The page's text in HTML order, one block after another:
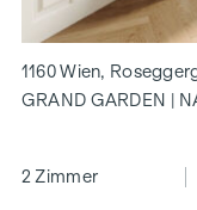
1160 Wien,
GRAND GARDEN |
2 Zimmer